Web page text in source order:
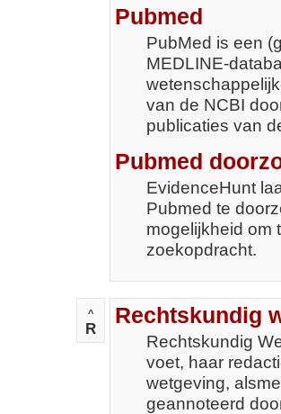
Pubmed
PubMed is een
MEDLINE-
van de NCBI
publicaties van
Pubmed
EvidenceHunt
Pubmed te
mogelijkheid om
zoekopdracht.
^
R
Rechtskundig
Rechtskundig
voet, haar
wetgeving,
geannoteerd